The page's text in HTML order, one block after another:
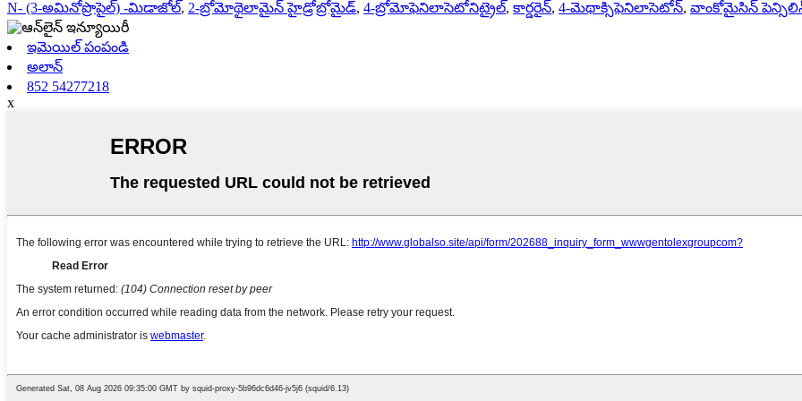
N- (3-అమినోప్రొపైల్) -మిడాజోల్, 2-బ్రోమోథైలామైన్ హైడ్రోబ్రోమైడ్, 4-బ్రోమోఫెనిలాసెటోనిట్రైల్, కార్డరైన్, 4-మెథాక్సిఫెనిలాసెటోన్, వాంకోమైసిన్
ఇమెయిల్ పంపండి
అలాన్
852 54277218
x